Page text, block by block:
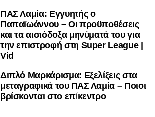
ΠΑΣ Λαμία: Εγγυητής ο
Παπαϊωάννου – Οι προϋποθέσεις
και τα αισιόδοξα μηνύματά του για
την επιστροφή στη Super League |
Vid
Διπλό Μαρκάρισμα: Εξελίξεις στα
μεταγραφικά του ΠΑΣ Λαμία – Ποιοι
βρίσκονται στο επίκεντρο